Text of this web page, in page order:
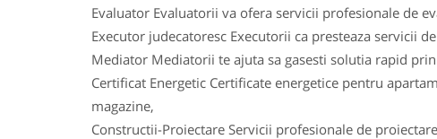
Evaluator Evaluatorii va ofera servicii profesionale de
Executor judecatoresc Executorii ca presteaza servicii
Mediator Mediatorii te ajuta sa gasesti solutia rapid
Certificat Energetic Certificate energetice pentru
magazine,
Constructii-Proiectare Servicii profesionale de